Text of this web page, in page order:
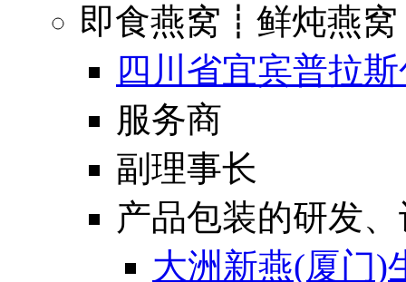
即食燕窝┋鲜炖燕
四川省宜宾普拉
服务商
副理事长
产品包装的研发
大洲新燕(厦门)